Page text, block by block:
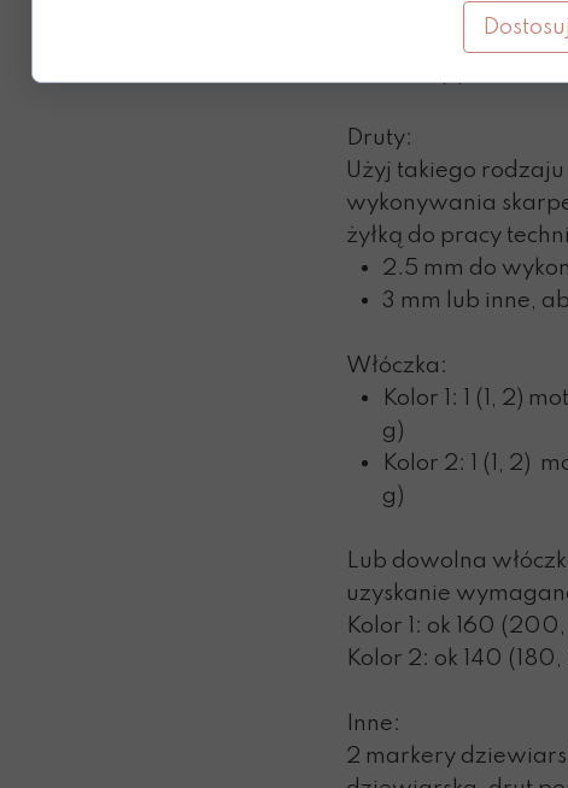
drutów, aby
Druty:
Użyj takiego
wykonywania
żyłką do pracy
2.5 mm do
3 mm lub inne,
Włóczka:
Kolor 1: 1 (1, 2)
g)
Kolor 2: 1 (1, 2)
g)
Lub dowolna
uzyskanie
Kolor 1: ok 160 (200,
Kolor 2: ok 140
Inne:
2 markery
Dostosuj